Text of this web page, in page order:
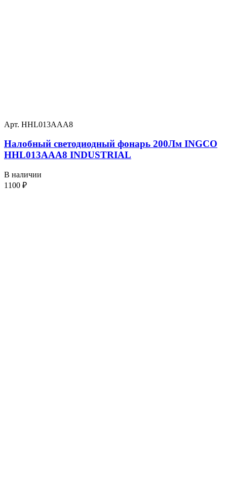
Арт. HHL013AAA8
Налобный светодиодный фонарь 200Лм INGCO
HHL013AAA8 INDUSTRIAL
В наличии
1100 ₽